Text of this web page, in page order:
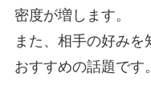
密度が増します。
また、相手の好みを
おすすめの話題です。